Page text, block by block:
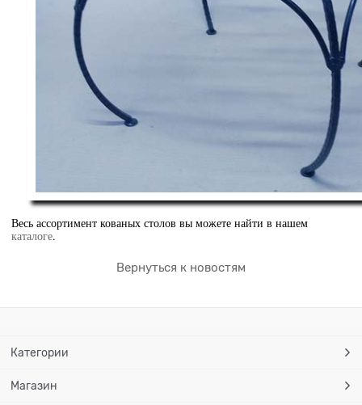
Весь ассортимент кованых столов вы можете найти в нашем
каталоге.
Вернуться к новостям
Категории
Магазин